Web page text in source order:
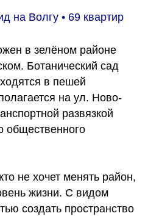
на Волгу • 69 квартир
в зелёном районе
Ботанический сад
в пешей
на ул. Ново-
развязкой
общественного
не хочет менять район,
жизни. С видом
создать пространство